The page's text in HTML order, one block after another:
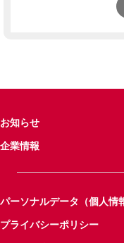
お知らせ
企業情報
パーソナルデータ（個人情
プライバシーポリシー